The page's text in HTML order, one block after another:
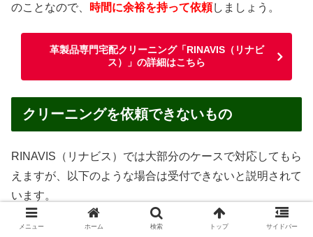
のことなので、
時間に余裕を持って依頼しましょう。
革製品専門宅配クリーニング「RINAVIS（リナビ
ス）」の詳細はこちら
クリーニングを依頼できないもの
RINAVIS（リナビス）では大部分のケースで対応してもら
えますが、以下のような場合は受付できないと説明されて
います。
汚物・嘔吐物がついたままのもの
メニュー ホーム 検索 トップ サイドバー